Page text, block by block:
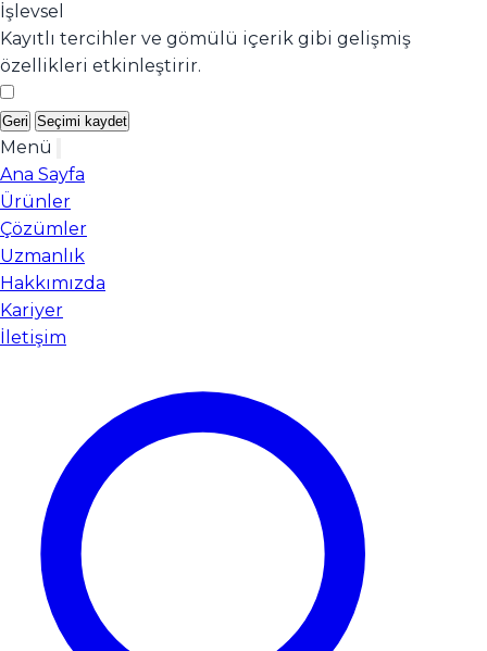
İşlevsel
Kayıtlı tercihler ve gömülü içerik gibi gelişmiş
özellikleri etkinleştirir.
Geri Seçimi kaydet
Menü
Ana Sayfa
Ürünler
Çözümler
Uzmanlık
Hakkımızda
Kariyer
İletişim